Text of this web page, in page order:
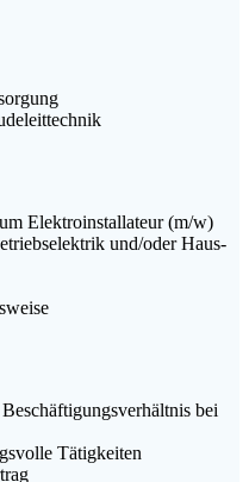
Elektroinstallateur (m/w)
und/oder Haus-
bei
Tätigkeiten